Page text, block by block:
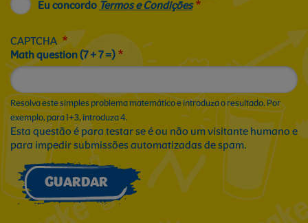
Eu concordo Termos e Condições
CAPTCHA
Math question (7 + 7 =)
Resolva este simples problema matemático e introduza o resultado. Por
exemplo, para 1+3, introduza 4.
Esta questão é para testar se é ou não um visitante humano e
para impedir submissões automatizadas de spam.
GUARDAR